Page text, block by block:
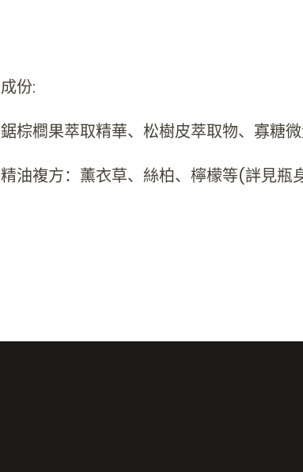
成份:
鋸棕櫚果萃取精華、松樹皮萃取物、寡糖微
精油複方：薰衣草、絲柏、檸檬等(詊見瓶